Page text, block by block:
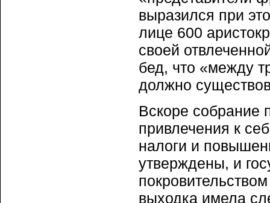
выразился при
лице 600
своей
бед, что «между
должно
Вскоре собрание
привлечения к
налоги и
утверждены, и
выходка имела